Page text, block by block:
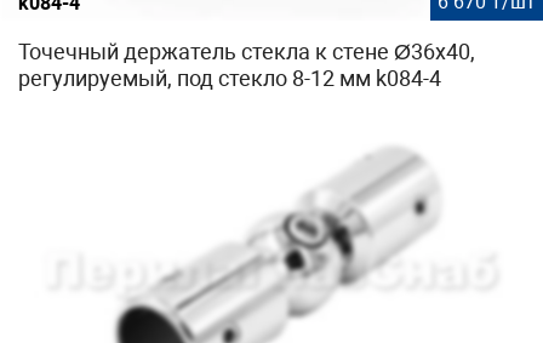
Точечный держатель стекла к стене Ø36x40,
регулируемый, под стекло 8-12 мм k084-4